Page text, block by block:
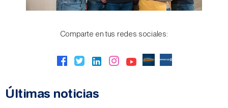
Comparte en tus redes sociales:
Últimas noticias